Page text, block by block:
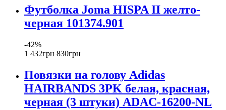
Футболка Joma HISPA II желто-
черная 101374.901
-42%
1 432грн 830грн
Повязки на голову Adidas
HAIRBANDS 3PK белая, красная,
черная (3 штуки) ADAC-16200-NL